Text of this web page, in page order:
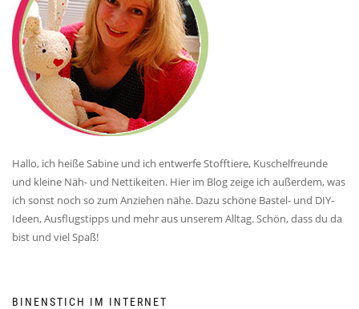
Hallo, ich heiße Sabine und ich entwerfe Stofftiere, Kuschelfreunde
und kleine Näh- und Nettikeiten. Hier im Blog zeige ich außerdem, was
ich sonst noch so zum Anziehen nähe. Dazu schöne Bastel- und DIY-
Ideen, Ausflugstipps und mehr aus unserem Alltag. Schön, dass du da
bist und viel Spaß!
BINENSTICH IM INTERNET